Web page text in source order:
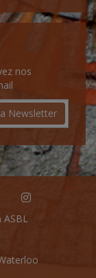
nos
Newsletter
ASBL